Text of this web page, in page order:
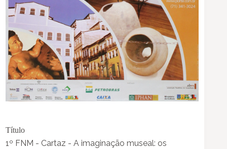
Título
1º FNM - Cartaz - A imaginação museal: os